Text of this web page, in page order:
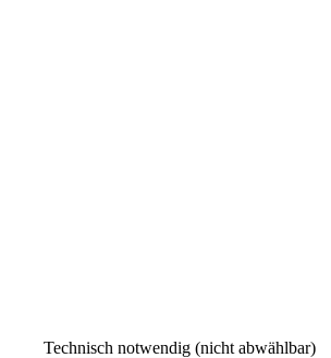
Technisch notwendig (nicht abwählbar)